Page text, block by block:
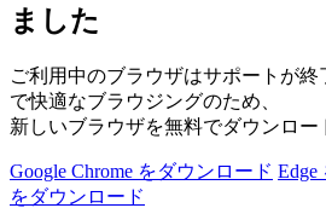
ました
ご利用中のブラウザはサポートが
で快適なブラウジングのため、
新しいブラウザを無料でダウンロー
Google Chrome をダウンロード Edge
をダウンロード